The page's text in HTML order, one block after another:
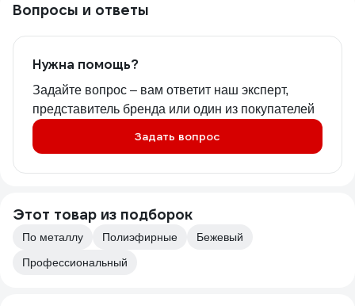
Вопросы и ответы
Нужна помощь?
Задайте вопрос – вам ответит наш эксперт,
представитель бренда или один из покупателей
Задать вопрос
Этот товар из подборок
По металлу Полиэфирные
Бежевый
Профессиональный